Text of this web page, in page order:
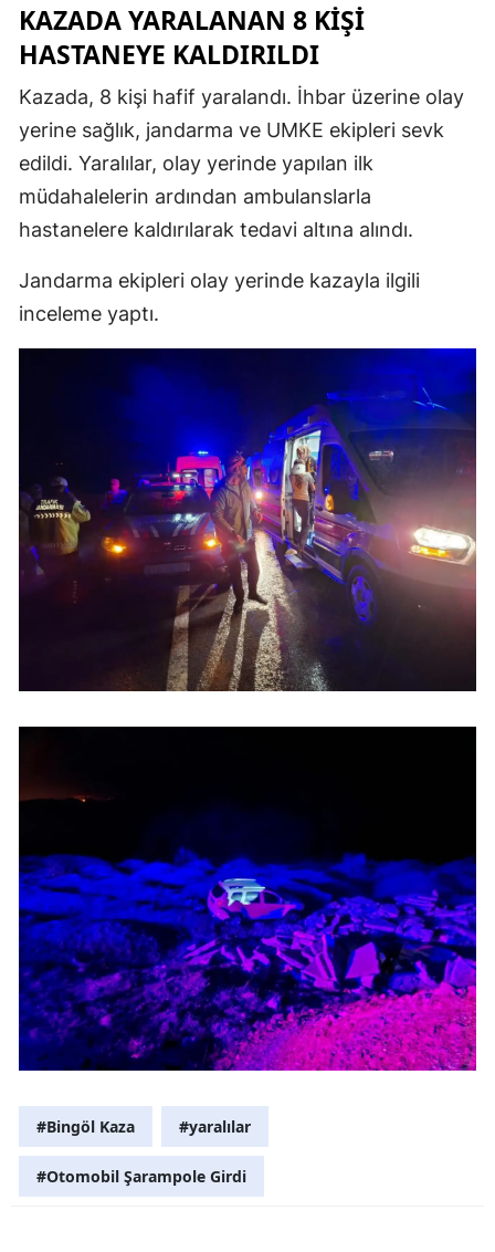
Gümüşhane
Mersin
İzmir
Kars
Kastamonu
Kayseri
Kırklareli
Kırşehir
Mardin
Muğla
Muş
Nevşehir
KAZADA YARALANAN 8 KİŞİ
HASTANEYE KALDIRILDI
Kazada, 8 kişi hafif yaralandı. İhbar üzerine olay
yerine sağlık, jandarma ve UMKE ekipleri sevk
edildi. Yaralılar, olay yerinde yapılan ilk
müdahalelerin ardından ambulanslarla
hastanelere kaldırılarak tedavi altına alındı.
Jandarma ekipleri olay yerinde kazayla ilgili
inceleme yaptı.
#Bingöl Kaza #yaralılar
#Otomobil Şarampole Girdi